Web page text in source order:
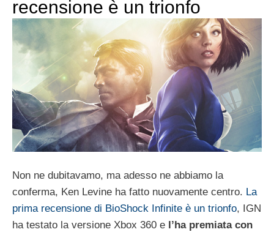
recensione è un trionfo
Non ne dubitavamo, ma adesso ne abbiamo la
conferma, Ken Levine ha fatto nuovamente centro. La
prima recensione di BioShock Infinite è un trionfo, IGN
ha testato la versione Xbox 360 e l’ha premiata con